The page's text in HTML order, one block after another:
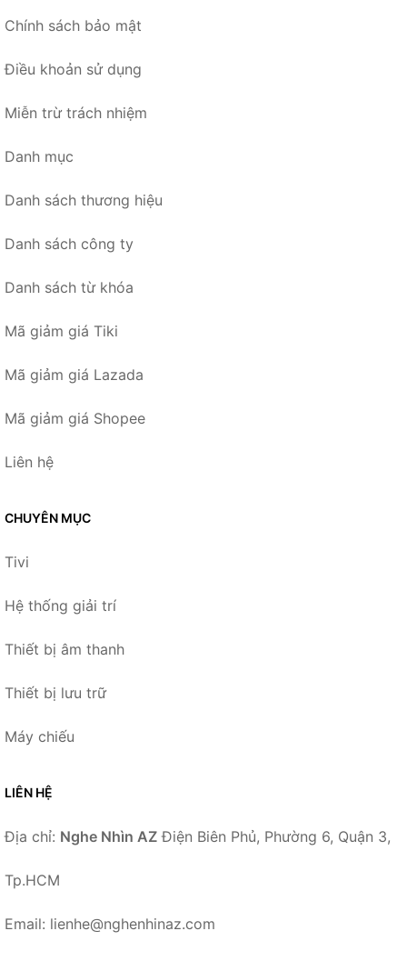
Chính sách bảo mật
Điều khoản sử dụng
Miễn trừ trách nhiệm
Danh mục
Danh sách thương hiệu
Danh sách công ty
Danh sách từ khóa
Mã giảm giá Tiki
Mã giảm giá Lazada
Mã giảm giá Shopee
Liên hệ
CHUYÊN MỤC
Tivi
Hệ thống giải trí
Thiết bị âm thanh
Thiết bị lưu trữ
Máy chiếu
LIÊN HỆ
Địa chỉ: Nghe Nhìn AZ Điện Biên Phủ, Phường 6, Quận 3,
Tp.HCM
Email: lienhe@nghenhinaz.com